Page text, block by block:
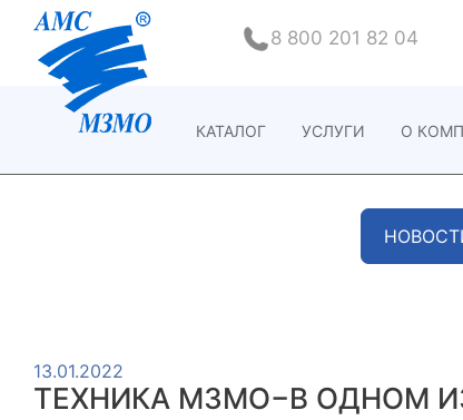
8 800 201 82 04
КАТАЛОГ УСЛУГИ О
13.01.2022
ТЕХНИКА МЗМО−В ОДНОМ